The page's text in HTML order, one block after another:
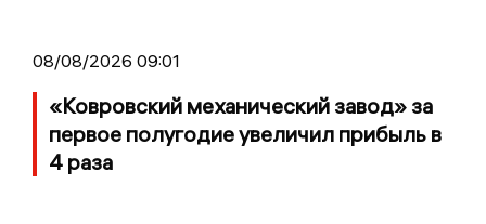
08/08/2026 09:01
«Ковровский механический завод» за
первое полугодие увеличил прибыль в
4 раза